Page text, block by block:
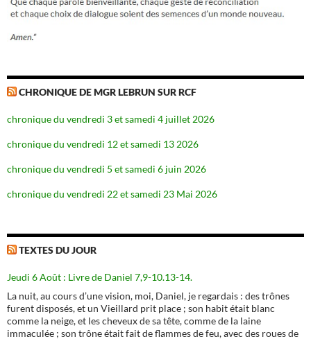
CHRONIQUE DE MGR LEBRUN SUR RCF
chronique du vendredi 3 et samedi 4 juillet 2026
chronique du vendredi 12 et samedi 13 2026
chronique du vendredi 5 et samedi 6 juin 2026
chronique du vendredi 22 et samedi 23 Mai 2026
TEXTES DU JOUR
Jeudi 6 Août : Livre de Daniel 7,9-10.13-14.
La nuit, au cours d’une vision, moi, Daniel, je regardais : des trônes
furent disposés, et un Vieillard prit place ; son habit était blanc
comme la neige, et les cheveux de sa tête, comme de la laine
immaculée ; son trône était fait de flammes de feu, avec des roues de